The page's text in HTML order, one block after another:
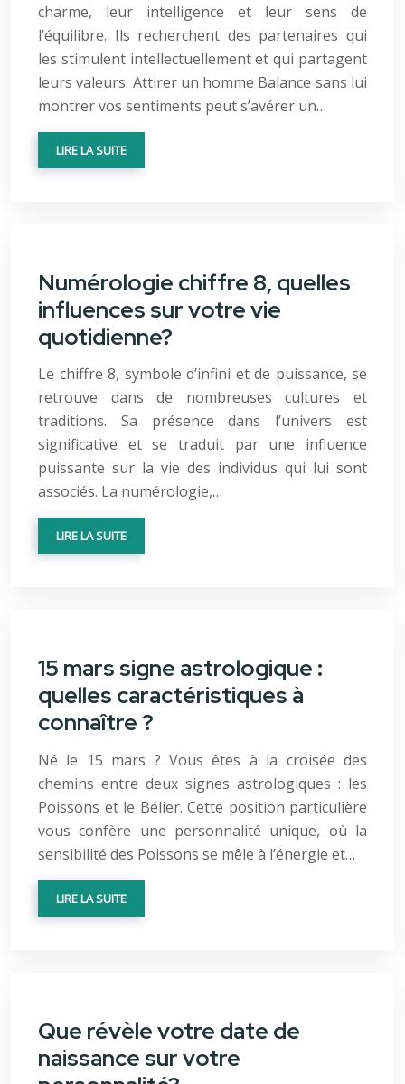
charme, leur intelligence et leur sens de
l’équilibre. Ils recherchent des partenaires qui
les stimulent intellectuellement et qui partagent
leurs valeurs. Attirer un homme Balance sans lui
montrer vos sentiments peut s’avérer un…
LIRE LA SUITE
Numérologie chiffre 8, quelles
influences sur votre vie
quotidienne?
Le chiffre 8, symbole d’infini et de puissance, se
retrouve dans de nombreuses cultures et
traditions. Sa présence dans l’univers est
significative et se traduit par une influence
puissante sur la vie des individus qui lui sont
associés. La numérologie,…
LIRE LA SUITE
15 mars signe astrologique :
quelles caractéristiques à
connaître ?
Né le 15 mars ? Vous êtes à la croisée des
chemins entre deux signes astrologiques : les
Poissons et le Bélier. Cette position particulière
vous confère une personnalité unique, où la
sensibilité des Poissons se mêle à l’énergie et…
LIRE LA SUITE
Que révèle votre date de
naissance sur votre